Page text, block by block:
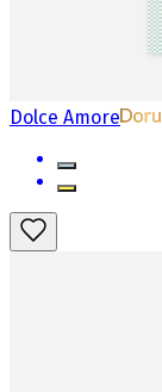
Dolce Amore